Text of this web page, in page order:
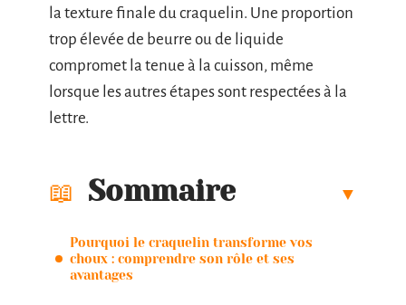
la texture finale du craquelin. Une proportion
trop élevée de beurre ou de liquide
compromet la tenue à la cuisson, même
lorsque les autres étapes sont respectées à la
lettre.
Sommaire
Pourquoi le craquelin transforme vos
choux : comprendre son rôle et ses
avantages